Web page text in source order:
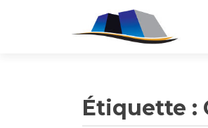
Étiquette :